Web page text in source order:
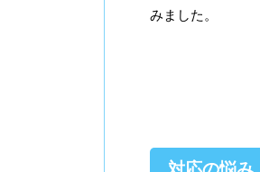
みました。